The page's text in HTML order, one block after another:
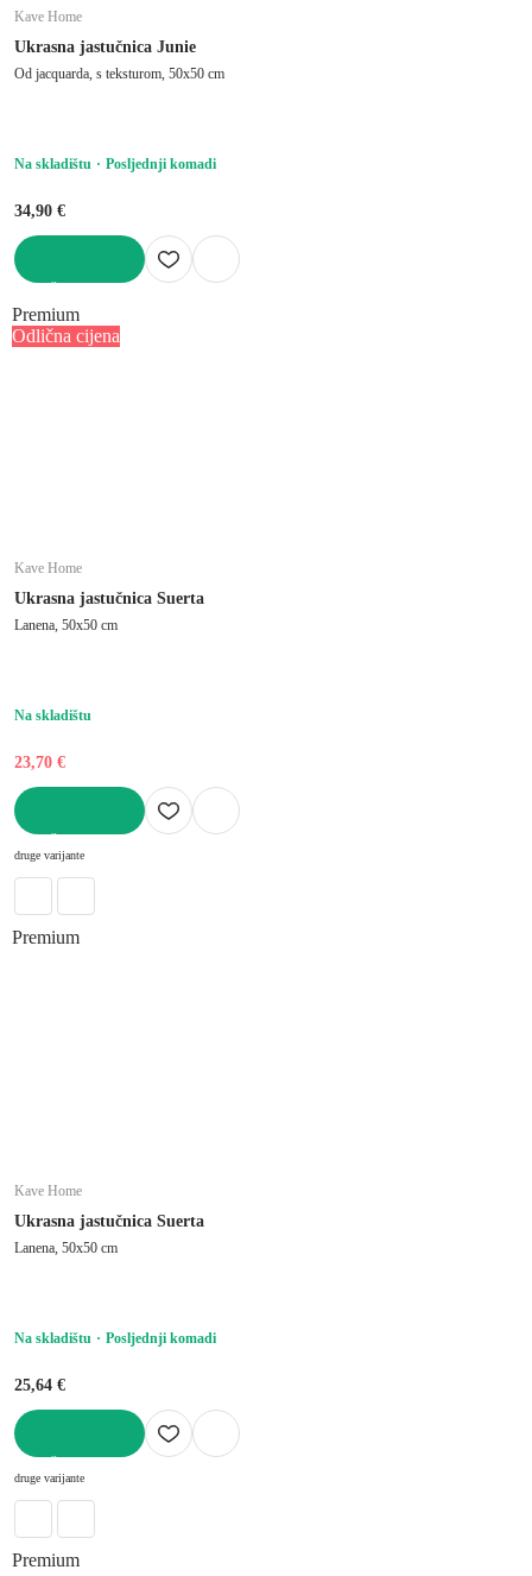
Kave Home
Ukrasna jastučnica Junie
Od jacquarda, s teksturom, 50x50 cm
Na skladištu Posljednji komadi
34,90 €
Premium
Odlična cijena
Kave Home
Ukrasna jastučnica Suerta
Lanena, 50x50 cm
Na skladištu
23,70 €
druge varijante
Premium
Kave Home
Ukrasna jastučnica Suerta
Lanena, 50x50 cm
Na skladištu Posljednji komadi
25,64 €
druge varijante
Premium